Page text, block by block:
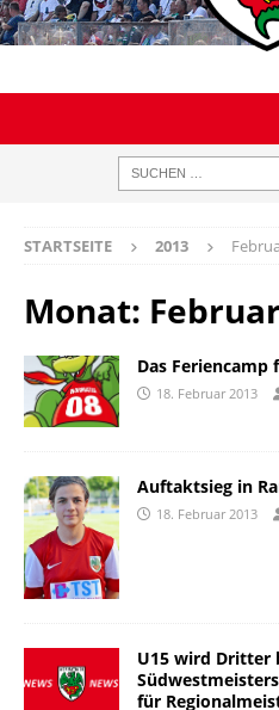
STARTSEITE 2013
Monat:
Das Feriencamp
18. Februar 2013
Auftaktsieg in
18. Februar 2013
U15 wird Dritter
für